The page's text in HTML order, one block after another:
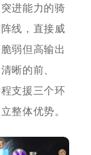
进能力的骑
线，直接威
弱但高输出
晰的前、
支援三个环
整体优势。